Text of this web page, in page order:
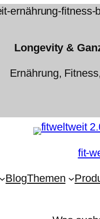
Longevity &
Ernährung,
fit-
BlogThemen